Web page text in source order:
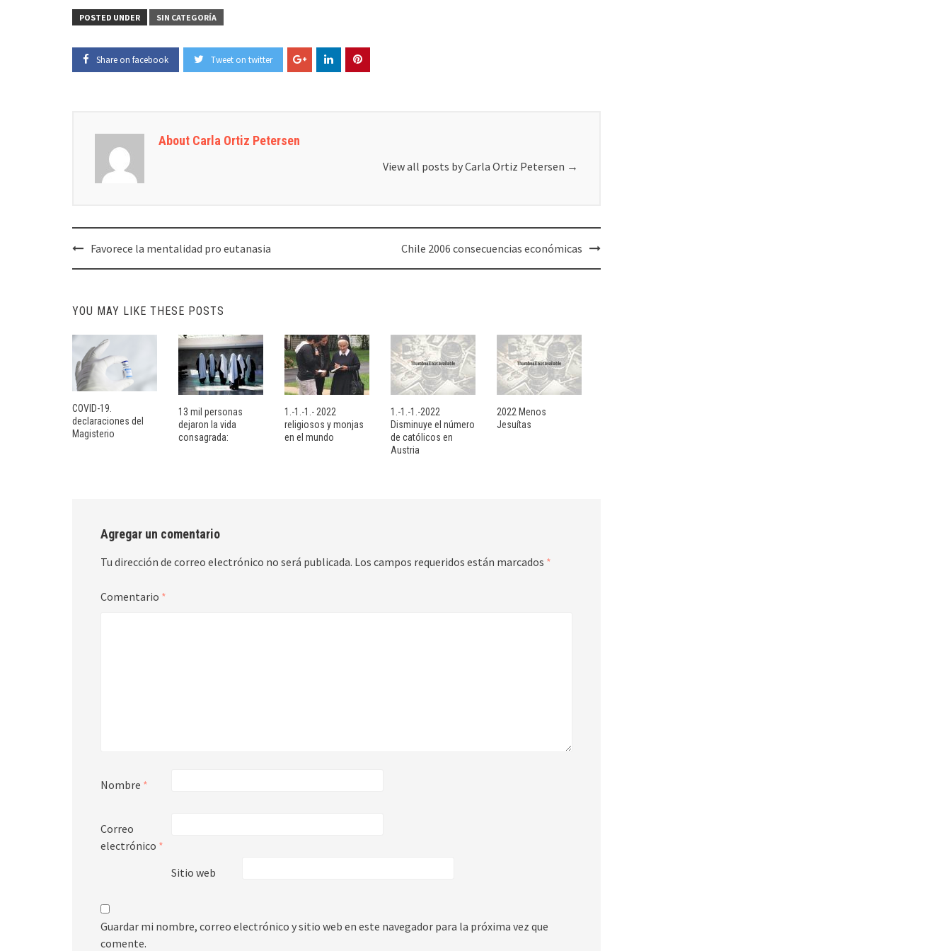
POSTED UNDER SIN CATEGORÍA
Share on facebook Tweet on twitter
About Carla Ortiz Petersen
View all posts by Carla Ortiz Petersen →
Post
navigation
Favorece la mentalidad pro eutanasia Chile 2006 consecuencias económicas
YOU MAY LIKE THESE POSTS
COVID-19.
declaraciones del
Magisterio
13 mil personas
dejaron la vida
consagrada:
1.-1.-1.- 2022
religiosos y monjas
en el mundo
1.-1.-1.-2022
Disminuye el número
de católicos en
Austria
2022 Menos
Jesuítas
Agregar un comentario
Tu dirección de correo electrónico no será publicada. Los campos requeridos están marcados *
Comentario *
Nombre *
Correo
electrónico *
Sitio web
Guardar mi nombre, correo electrónico y sitio web en este navegador para la próxima vez que
comente.